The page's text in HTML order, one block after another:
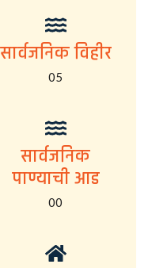
सार्वजनिक विहीर
05
सार्वजनिक
पाण्याची आड
00